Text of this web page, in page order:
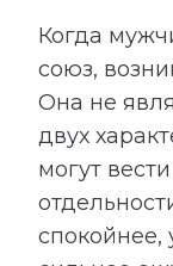
Когда
союз,
Она не
двух
могут
спокойнее,